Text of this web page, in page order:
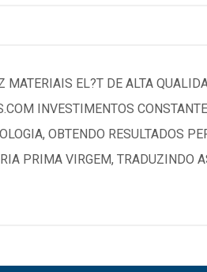
EL?T DE ALTA
INVESTIMENTOS
OBTENDO RESULTADOS
PRIMA VIRGEM, TRADUZINDO